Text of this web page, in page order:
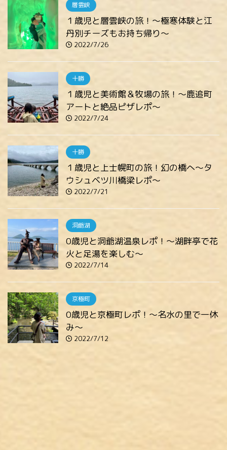
層雲峡
１歳児と層雲峡の旅！～極寒体験と江
丹別チーズもお持ち帰り～
2022/7/26
十勝
１歳児と美術館＆牧場の旅！～鹿追町
アートと絶品ピザレポ～
2022/7/24
十勝
１歳児と上士幌町の旅！幻の橋へ～タ
ウシュベツ川橋梁レポ～
2022/7/21
洞爺湖
0歳児と洞爺湖温泉レポ！～湖畔亭で花
火と足湯を楽しむ～
2022/7/14
京極町
0歳児と京極町レポ！～名水の里で一休
み～
2022/7/12